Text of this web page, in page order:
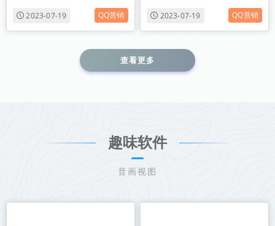
2023-07-19 QQ营销 2023-07-19 QQ营销
查看更多
趣味软件
音画视图